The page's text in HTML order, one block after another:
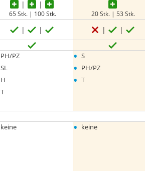
65 Stk. | 100 Stk. 20 Stk. | 53 Stk.
PH/PZ
SL
H
T
• S
• PH/PZ
• T
keine • keine